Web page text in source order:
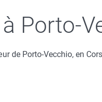
Porto-
de Porto-Vecchio, en